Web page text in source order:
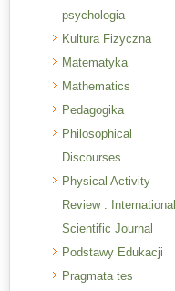
psychologia
Kultura Fizyczna
Matematyka
Mathematics
Pedagogika
Philosophical
Discourses
Physical Activity
Review : International
Scientific Journal
Podstawy Edukacji
Pragmata tes